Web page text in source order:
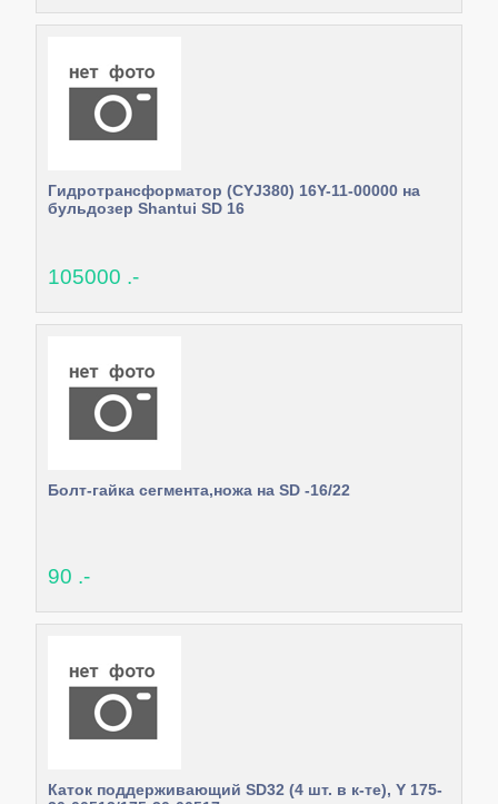
Гидротрансформатор (CYJ380) 16Y-11-00000 на
бульдозер Shantui SD 16
105000 .-
Болт-гайка сегмента,ножа на SD -16/22
90 .-
Каток поддерживающий SD32 (4 шт. в к-те), Y 175-